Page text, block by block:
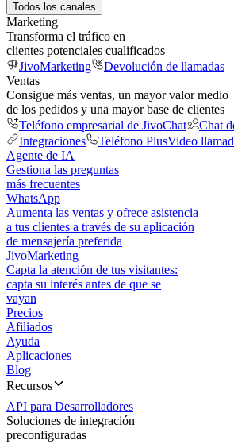
Todos los canales
Marketing
Transforma el tráfico en
clientes potenciales cualificados
JivoMarketing
Devolución de llamadas
Ventas
Consigue más ventas, un mayor valor medio
de los pedidos y una mayor base de clientes
Teléfono empresarial de JivoChat
Chat
Integraciones
Teléfono PlusVideo
Agente de IA
Gestiona las preguntas
más frecuentes
WhatsApp
Aumenta las ventas y ofrece asistencia
a tus clientes a través de su aplicación
de mensajería preferida
JivoMarketing
Capta la atención de tus visitantes:
capta su interés antes de que se
vayan
Precios
Afiliados
Ayuda
Aplicaciones
Blog
Recursos
API para Desarrolladores
Soluciones de integración
preconfiguradas